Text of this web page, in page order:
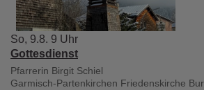
So, 9.8. 9 Uhr
Gottesdienst
Pfarrerin Birgit Schiel
Garmisch-Partenkirchen Friedenskirche